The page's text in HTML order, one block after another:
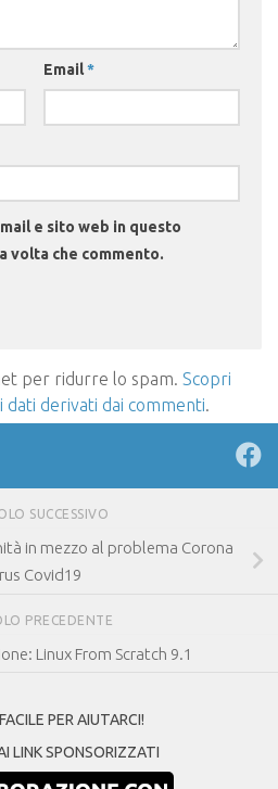
Email*
e sito web in questo
volta che commento.
per ridurre lo spam. Scopri
derivati dai commenti.
SUCCESSIVO
in mezzo al problema Corona
Covid19
PRECEDENTE
Linux From Scratch 9.1
PER AIUTARCI!
LINK SPONSORIZZATI